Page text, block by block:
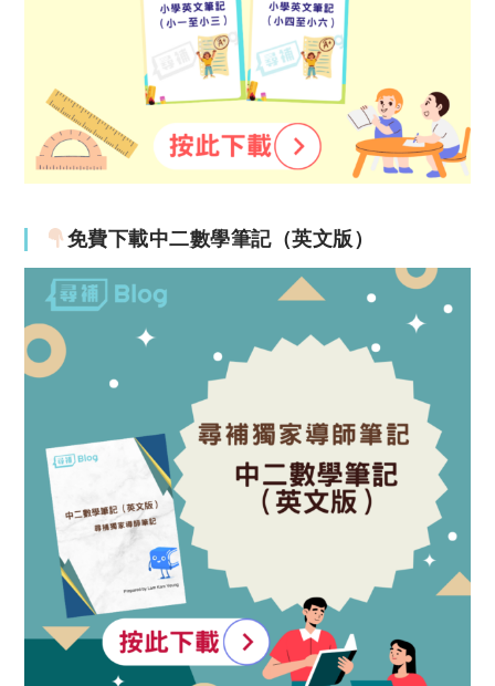
免費下載中二數學筆記（英文版）